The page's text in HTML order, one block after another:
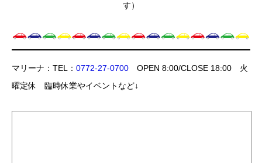
す）
マリーナ：TEL： 0772-27-0700 OPEN 8:00/CLOSE 18:00 火
曜定休 臨時休業やイベントなど↓